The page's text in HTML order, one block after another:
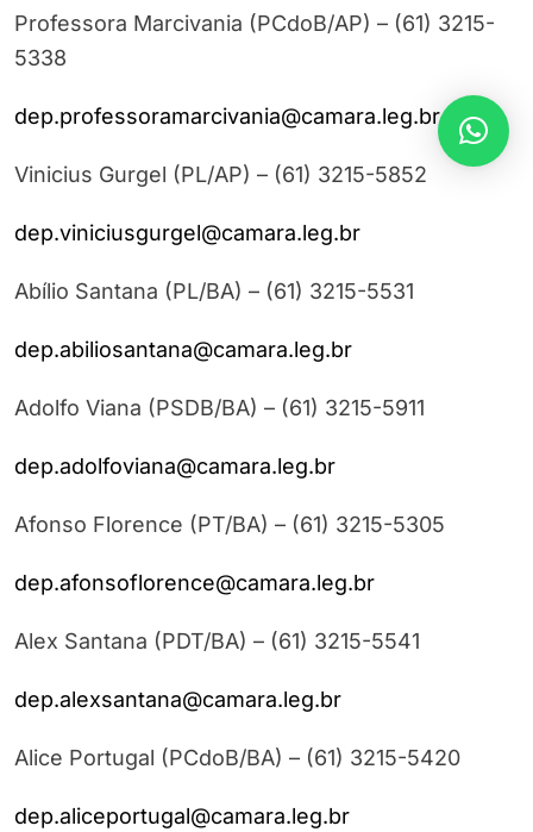
Professora Marcivania (PCdoB/AP) – (61) 3215-
5338
dep.professoramarcivania@camara.leg.br
Vinicius Gurgel (PL/AP) – (61) 3215-5852
dep.viniciusgurgel@camara.leg.br
Abílio Santana (PL/BA) – (61) 3215-5531
dep.abiliosantana@camara.leg.br
Adolfo Viana (PSDB/BA) – (61) 3215-5911
dep.adolfoviana@camara.leg.br
Afonso Florence (PT/BA) – (61) 3215-5305
dep.afonsoflorence@camara.leg.br
Alex Santana (PDT/BA) – (61) 3215-5541
dep.alexsantana@camara.leg.br
Alice Portugal (PCdoB/BA) – (61) 3215-5420
dep.aliceportugal@camara.leg.br